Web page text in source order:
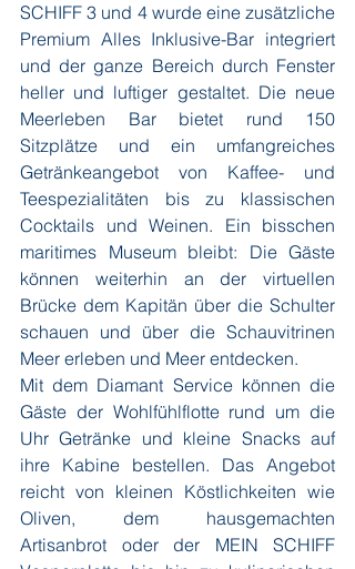
SCHIFF 3 und 4 wurde eine zusätzliche
Premium Alles Inklusive-Bar integriert
und der ganze Bereich durch Fenster
heller und luftiger gestaltet. Die neue
Meerleben Bar bietet rund 150
Sitzplätze und ein umfangreiches
Getränkeangebot von Kaffee- und
Teespezialitäten bis zu klassischen
Cocktails und Weinen. Ein bisschen
maritimes Museum bleibt: Die Gäste
können weiterhin an der virtuellen
Brücke dem Kapitän über die Schulter
schauen und über die Schauvitrinen
Meer erleben und Meer entdecken.
Mit dem Diamant Service können die
Gäste der Wohlfühlflotte rund um die
Uhr Getränke und kleine Snacks auf
ihre Kabine bestellen. Das Angebot
reicht von kleinen Köstlichkeiten wie
Oliven, dem hausgemachten
Artisanbrot oder der MEIN SCHIFF